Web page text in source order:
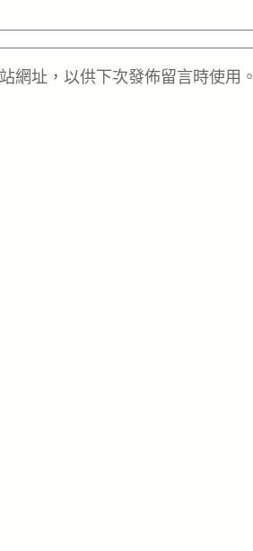
網址，以供下次發佈留言時使用。